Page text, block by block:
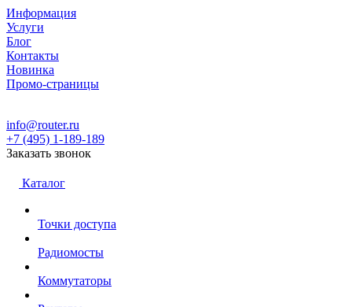
Информация
Услуги
Блог
Контакты
Новинка
Промо-страницы
info@router.ru
+7 (495) 1-189-189
Заказать звонок
Каталог
Точки доступа
Радиомосты
Коммутаторы